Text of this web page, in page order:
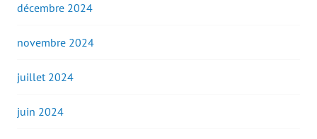
décembre 2024
novembre 2024
juillet 2024
juin 2024